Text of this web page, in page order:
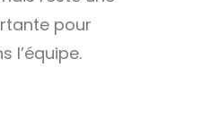
pour
l’équipe.